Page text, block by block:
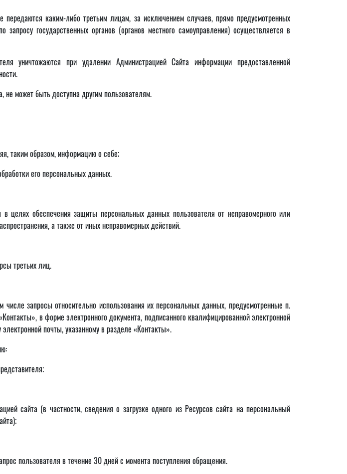
каким-либо третьим лицам, за исключением случаев, прямо предусмотренных
государственных органов (органов местного самоуправления) осуществляется в
уничтожаются при удалении Администрацией Сайта информации предоставленной
может быть доступна другим пользователям.
таким образом, информацию о себе;
его персональных данных.
целях обеспечения защиты персональных данных пользователя от неправомерного или
а также от иных неправомерных действий.
третьих лиц.
запросы относительно использования их персональных данных, предусмотренные п.
в форме электронного документа, подписанного квалифицированной электронной
почты, указанному в разделе «Контакты».
сайта (в частности, сведения о загрузке одного из Ресурсов сайта на персональный
пользователя в течение 30 дней с момента поступления обращения.